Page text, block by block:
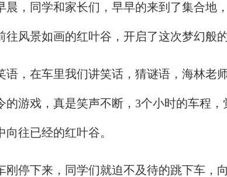
晨，同学和家长们，早早的来到了集合地
往风景如画的红叶谷，开启了这次梦幻般的
语，在车里我们讲笑话，猜谜语，海林老
的游戏，真是笑声不断，3个小时的车程，
往已经的红叶谷。
刚停下来，同学们就迫不及待的跳下车，